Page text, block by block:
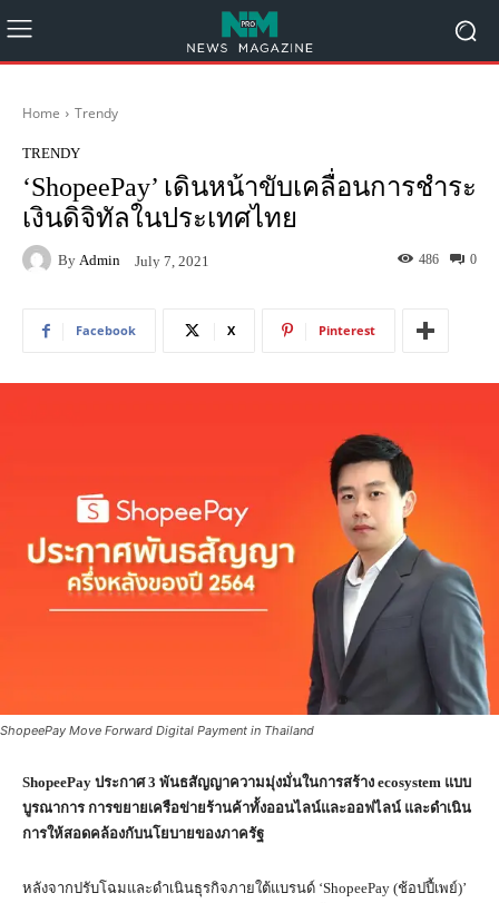
Home Trendy
TRENDY
‘ShopeePay’ เดินหน้าขับเคลื่อนการชำระ
เงินดิจิทัลในประเทศไทย
By Admin July 7, 2021 0
486
Facebook X Pinterest
ShopeePay Move Forward Digital Payment in Thailand
ShopeePay ประกาศ3 พันธสัญญาความมุ่งมั่นในการสร้าง ecosystem แบบ
บูรณาการ การขยายเครือข่ายร้านค้าทั้งออนไลน์และออฟไลน์ และดำเนิน
การให้สอดคล้องกับนโยบายของภาครัฐ
หลังจากปรับโฉมและดำเนินธุรกิจภายใต้แบรนด์ ‘ShopeePay (ช้อปปี้เพย์)’